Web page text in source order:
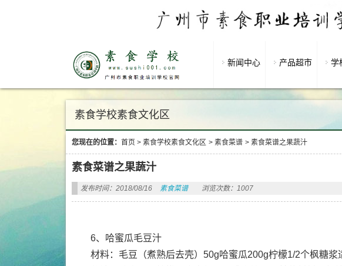
新闻中心 产品超市 学
素食学校素食文化区
您现在的位置： 首页 > 素食学校素食文化区 > 素食菜谱 > 素食菜谱之果蔬汁
素食菜谱之果蔬汁
发布时间：2018/08/16 素食菜谱 浏览次数：1007
6、哈蜜瓜毛豆汁
材料：毛豆（煮熟后去壳）50g哈蜜瓜200g柠檬1/2个枫糖浆